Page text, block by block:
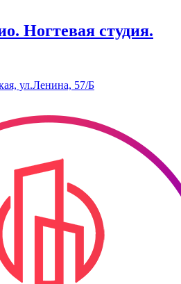
Ногтевая студия.
ул.Ленина, 57/Б